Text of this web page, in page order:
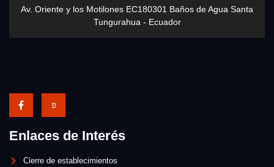
Av. Oriente y los Motilones EC180301 Baños de Agua Santa
Tungurahua - Ecuador
Enlaces de Interés
Cierre de establecimientos